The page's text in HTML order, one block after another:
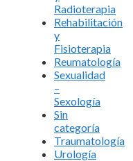
Radioterapia
Rehabilitación
y
Fisioterapia
Reumatología
Sexualidad
–
Sexología
Sin
categoría
Traumatología
Urología